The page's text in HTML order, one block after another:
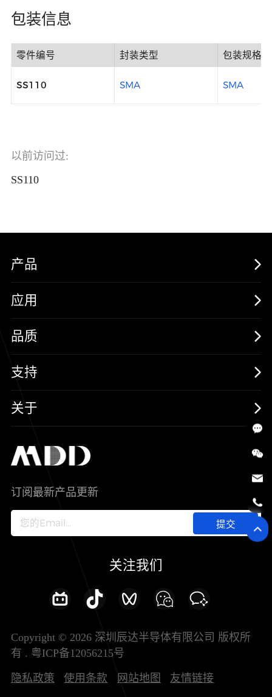
包装信息
零件编号 封装类型 包装规格
SS110 SMA SMA
以前访问过:
SS110
产品
MOSFETs
保护器件
三极管
SiC
IC
应用
消费电子
汽车电子
新能源
智能家居
新兴行业
品质
可靠性实验室
质量与环境
其他信息(PCN)
支持
样品与支持
关于
加入我们
订阅最新产品更新
提交
关注我们
Copyright © 2026 深圳辰达半导体有限公司 版权所
有 . 粤ICP备12056215号
隐私政策 使用条款 网站地图 友情链接